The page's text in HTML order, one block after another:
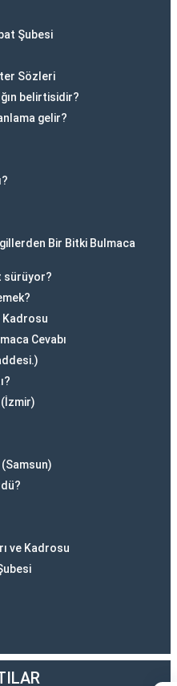
Şubesi
Sözleri
belirtisidir?
gelir?
Bir Bitki Bulmaca
sürüyor?
Kadrosu
Cevabı
(İzmir)
ve Kadrosu